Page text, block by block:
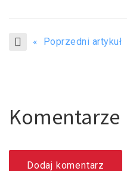
« Poprzedni artykuł
Komentarze
Dodaj komentarz